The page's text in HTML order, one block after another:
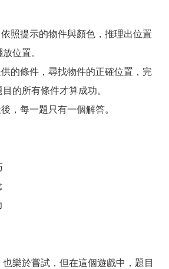
照提示的物件與顏色，推理出位置
位置。
的條件，尋找物件的正確位置，完
的所有條件才算成功。
，每一題只有一個解答。
樂於嘗試，但在這個遊戲中，題目